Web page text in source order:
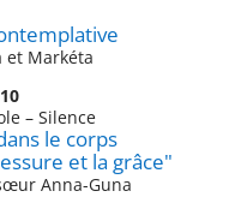
et Markéta
– Silence
le corps
et la grâce"
Anna-Guna